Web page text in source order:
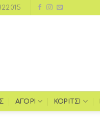
ΑΓΌΡΙ ΚΟΡΊΤΣΙ